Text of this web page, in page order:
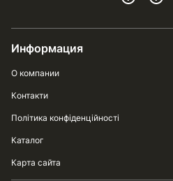
Информация
О компании
Контакти
Політика конфіденційності
Каталог
Карта сайта